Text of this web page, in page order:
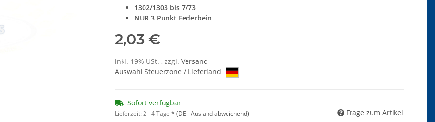
1302/1303 bis 7/73
NUR 3 Punkt Federbein
2,03 €
inkl. 19% USt. , zzgl. Versand
Auswahl Steuerzone / Lieferland
Sofort verfügbar
Lieferzeit:2 - 4 Tage * (DE - Ausland abweichend) Frage zum Artikel